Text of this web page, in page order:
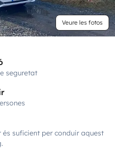
Veure les fotos
seguretat
és suficient per conduir aquest